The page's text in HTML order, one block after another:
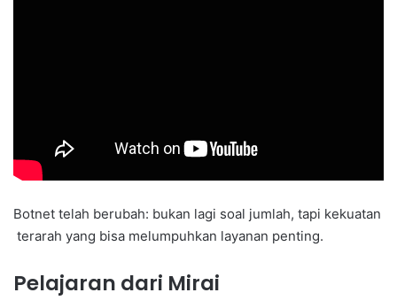
Botnet telah berubah: bukan lagi soal jumlah, tapi kekuatan
terarah yang bisa melumpuhkan layanan penting.
Pelajaran dari Mirai